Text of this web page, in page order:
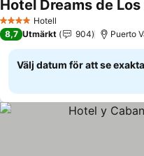
4 StjärnorHotell
Hotel Dreams de
8,7 Utmärkt 904 Puerto
Välj datum för att se